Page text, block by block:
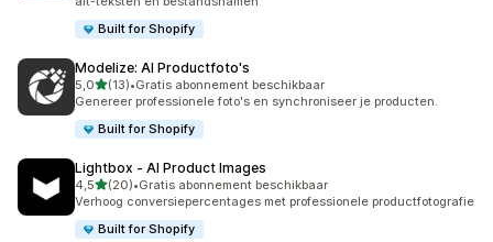
Built for Shopify
Modelize: AI Productfoto's
5,0van 5 sterren
(13)
13 recensies in totaal
•Gratis abonnement beschikbaar
Genereer professionele foto's en synchroniseer je producten.
Built for Shopify
Lightbox ‑ AI Product Images
4,5van 5 sterren
(20)
20 recensies in totaal
•Gratis abonnement beschikbaar
Verhoog conversiepercentages met professionele productfotografie
Built for Shopify